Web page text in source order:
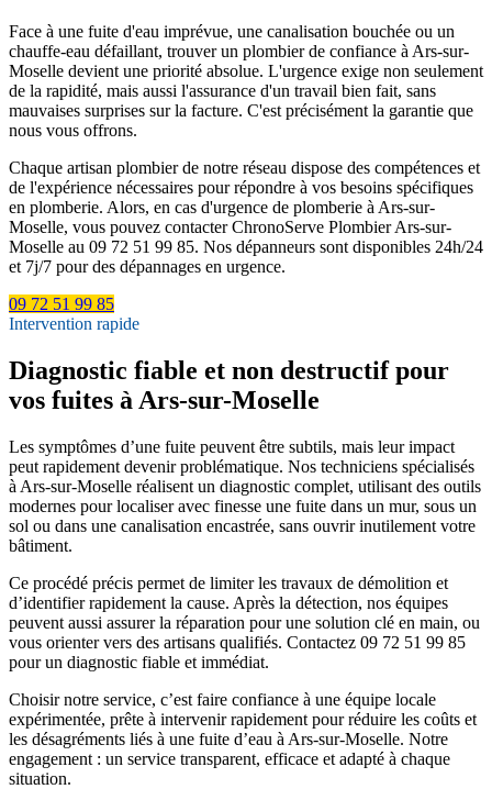
Face à une fuite d'eau imprévue, une canalisation bouchée ou un
chauffe-eau défaillant, trouver un plombier de confiance à Ars-sur-
Moselle devient une priorité absolue. L'urgence exige non seulement
de la rapidité, mais aussi l'assurance d'un travail bien fait, sans
mauvaises surprises sur la facture. C'est précisément la garantie que
nous vous offrons.
Chaque artisan plombier de notre réseau dispose des compétences et
de l'expérience nécessaires pour répondre à vos besoins spécifiques
en plomberie. Alors, en cas d'urgence de plomberie à Ars-sur-
Moselle, vous pouvez contacter ChronoServe Plombier Ars-sur-
Moselle au 09 72 51 99 85. Nos dépanneurs sont disponibles 24h/24
et 7j/7 pour des dépannages en urgence.
09 72 51 99 85
Intervention rapide
Diagnostic fiable et non destructif pour
vos fuites à Ars-sur-Moselle
Les symptômes d’une fuite peuvent être subtils, mais leur impact
peut rapidement devenir problématique. Nos techniciens spécialisés
à Ars-sur-Moselle réalisent un diagnostic complet, utilisant des outils
modernes pour localiser avec finesse une fuite dans un mur, sous un
sol ou dans une canalisation encastrée, sans ouvrir inutilement votre
bâtiment.
Ce procédé précis permet de limiter les travaux de démolition et
d’identifier rapidement la cause. Après la détection, nos équipes
peuvent aussi assurer la réparation pour une solution clé en main, ou
vous orienter vers des artisans qualifiés. Contactez 09 72 51 99 85
pour un diagnostic fiable et immédiat.
Choisir notre service, c’est faire confiance à une équipe locale
expérimentée, prête à intervenir rapidement pour réduire les coûts et
les désagréments liés à une fuite d’eau à Ars-sur-Moselle. Notre
engagement : un service transparent, efficace et adapté à chaque
situation.